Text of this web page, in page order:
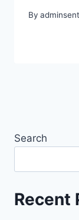
By
Search
Recent